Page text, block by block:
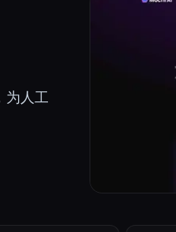
为人工